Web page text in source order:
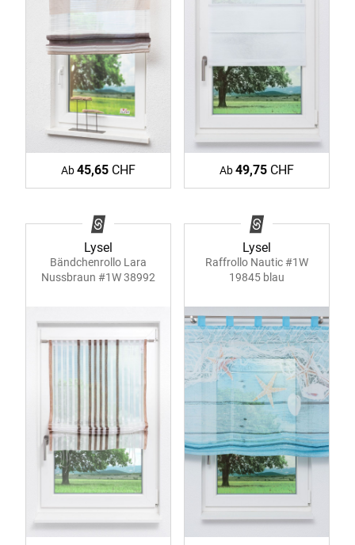
Ab45,65 CHF Ab49,75 CHF
Lysel
Bändchenrollo Lara
Nussbraun #1W 38992
Lysel
Raffrollo Nautic #1W
19845 blau